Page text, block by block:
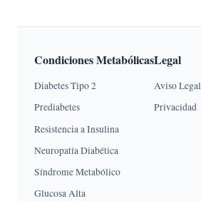
Condiciones Metabólicas
Diabetes Tipo 2
Prediabetes
Resistencia a Insulina
Neuropatía Diabética
Síndrome Metabólico
Glucosa Alta
Legal
Aviso Legal
Privacidad